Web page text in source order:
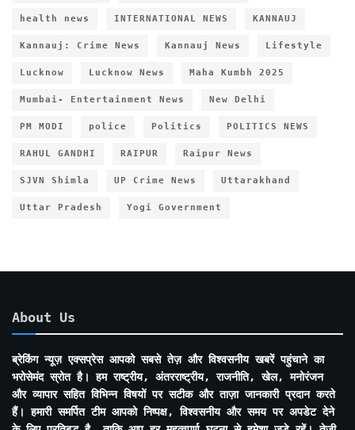
health news INTERNATIONAL NEWS KANNAUJ
Kannauj: Crime News Kannauj News Lifestyle
Lucknow Lucknow News Maha Kumbh 2025
Mumbai- Entertainment News New Delhi
PM MODI police Politics POLITICS NEWS
RAHUL GANDHI RAIPUR Raipur News
SJVN Shimla UP Crime News Uttarakhand
Uttar Pradesh Yogi Government
About Us
ब्रेकिंग न्यूज़ एक्सप्रेस आपको सबसे तेज़ और विश्वसनीय खबरें पहुंचाने का
भरोसेमंद स्रोत है। हम राष्ट्रीय, अंतरराष्ट्रीय, राजनीति, खेल, मनोरंजन
और व्यापार सहित विभिन्न विषयों पर सटीक और ताज़ा जानकारी प्रदान करते
हैं। हमारी समर्पित टीम आपको निष्पक्ष, विश्वसनीय और समय पर अपडेट देने